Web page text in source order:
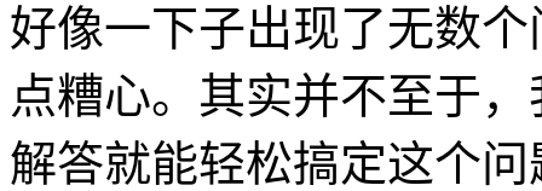
好像一下子出现了无数
点糟心。其实并不至于
解答就能轻松搞定这个